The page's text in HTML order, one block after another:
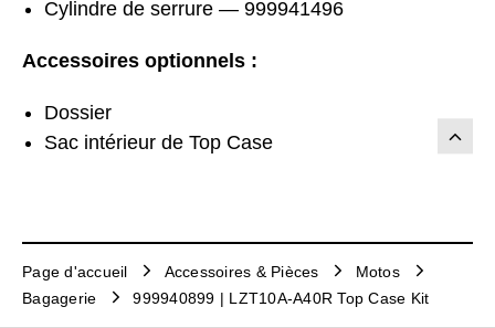
Cylindre de serrure — 999941496
Accessoires optionnels :
Dossier
Sac intérieur de Top Case
Page d'accueil Accessoires & Pièces
Motos
Bagagerie
999940899 | LZT10A-A40R Top Case Kit